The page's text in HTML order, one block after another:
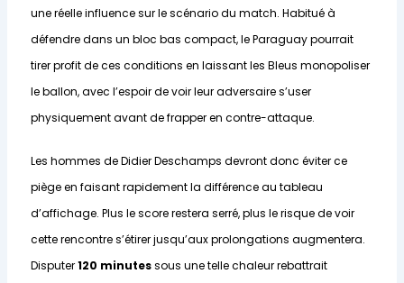
une réelle influence sur le scénario du match. Habitué à
défendre dans un bloc bas compact, le Paraguay pourrait
tirer profit de ces conditions en laissant les Bleus monopoliser
le ballon, avec l’espoir de voir leur adversaire s’user
physiquement avant de frapper en contre-attaque.
Les hommes de Didier Deschamps devront donc éviter ce
piège en faisant rapidement la différence au tableau
d’affichage. Plus le score restera serré, plus le risque de voir
cette rencontre s’étirer jusqu’aux prolongations augmentera.
Disputer120 minutessous une telle chaleur rebattrait